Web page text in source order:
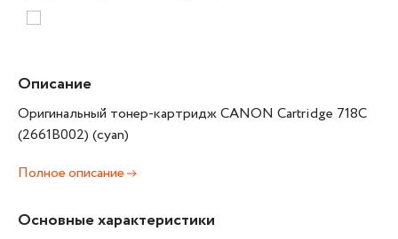
Описание
Оригинальный тонер-картридж CANON Cartridge 718C
(2661B002) (cyan)
Полное описание
Основные характеристики